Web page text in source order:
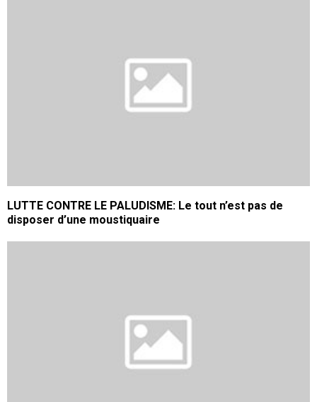
LUTTE CONTRE LE PALUDISME: Le tout n’est pas de
disposer d’une moustiquaire